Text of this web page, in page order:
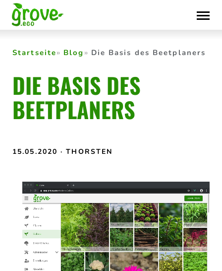
Skip
to
content
Startseite Blog Die Basis des Beetplaners
DIE BASIS DES
BEETPLANERS
15.05.2020 · THORSTEN